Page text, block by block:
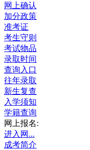
网上确认
加分政策
准考证
考生守则
考试物品
录取时间
查询入口
往年录取
新生复查
入学须知
学籍查询
网上报名:
进入网...
成考简介